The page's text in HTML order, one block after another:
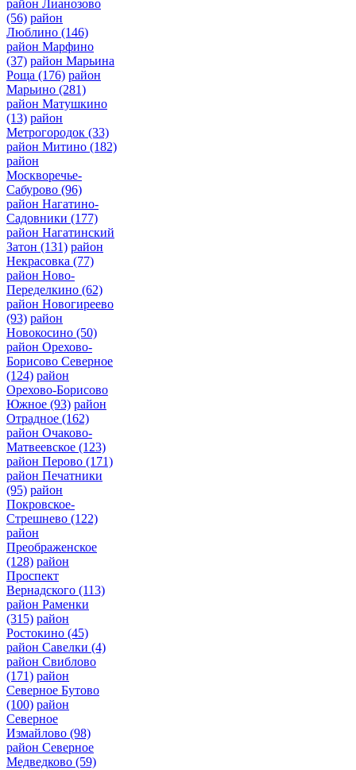
район Лианозово
(56) район
Люблино (146)
район Марфино
(37) район Марьина
Роща (176) район
Марьино (281)
район Матушкино
(13) район
Метрогородок (33)
район Митино (182)
район
Москворечье-
Сабурово (96)
район Нагатино-
Садовники (177)
район Нагатинский
Затон (131) район
Некрасовка (77)
район Ново-
Переделкино (62)
район Новогиреево
(93) район
Новокосино (50)
район Орехово-
Борисово Северное
(124) район
Орехово-Борисово
Южное (93) район
Отрадное (162)
район Очаково-
Матвеевское (123)
район Перово (171)
район Печатники
(95) район
Покровское-
Стрешнево (122)
район
Преображенское
(128) район
Проспект
Вернадского (113)
район Раменки
(315) район
Ростокино (45)
район Савелки (4)
район Свиблово
(171) район
Северное Бутово
(100) район
Северное
Измайлово (98)
район Северное
Медведково (59)